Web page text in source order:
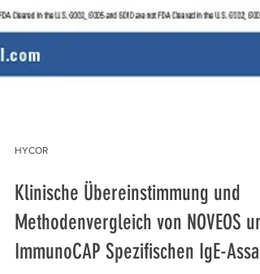
HYCOR
Klinische Übereinstimmung und
Methodenvergleich von NOVEOS und